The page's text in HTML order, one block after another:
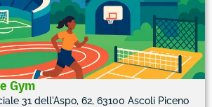
Gym
31 dell'Aspo, 62, 63100 Ascoli Piceno